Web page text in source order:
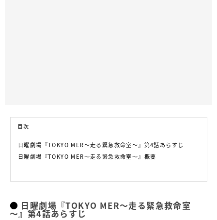
目次
日曜劇場『TOKYO MER～走る緊急救命室～』第4話あらすじ
日曜劇場『TOKYO MER～走る緊急救命室～』概要
日曜劇場『TOKYO MER～走る緊急救命室
～』第4話あらすじ